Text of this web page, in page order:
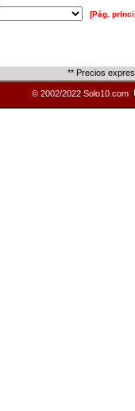
[Pág.
** Precios
© 2002/2022 Solo10.com